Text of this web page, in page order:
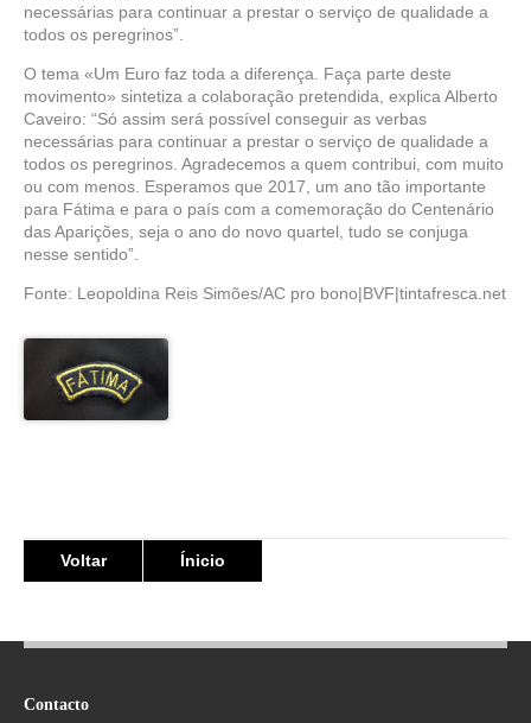
necessárias para continuar a prestar o serviço de qualidade a
todos os peregrinos”.
O tema «Um Euro faz toda a diferença. Faça parte deste
movimento» sintetiza a colaboração pretendida, explica Alberto
Caveiro: “Só assim será possível conseguir as verbas
necessárias para continuar a prestar o serviço de qualidade a
todos os peregrinos. Agradecemos a quem contribui, com muito
ou com menos. Esperamos que 2017, um ano tão importante
para Fátima e para o país com a comemoração do Centenário
das Aparições, seja o ano do novo quartel, tudo se conjuga
nesse sentido”.
Fonte: Leopoldina Reis Simões/AC pro bono|BVF|tintafresca.net
Voltar Ínicio
Contacto